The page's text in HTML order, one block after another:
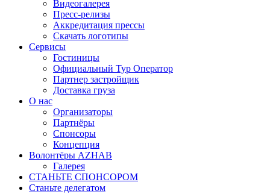
Видеогалерея
Пресс-релизы
Аккредитация прессы
Скачать логотипы
Сервисы
Гостиницы
Официальный Тур Оператор
Партнер застройщик
Доставка груза
О нас
Организаторы
Партнёры
Спонсоры
Концепция
Волонтёры AZHAB
Галерея
СТАНЬТЕ СПОНСОРОМ
Станьте делегатом